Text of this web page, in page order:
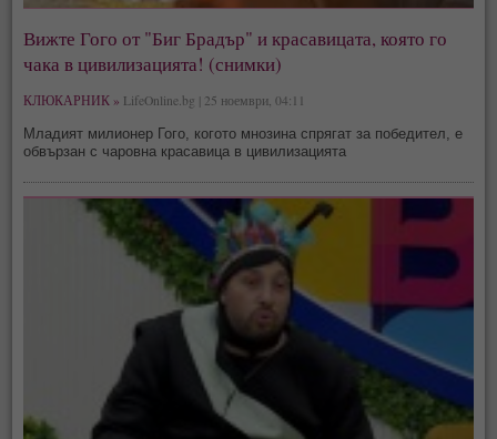
Вижте Гого от "Биг Брадър" и красавицата, която го
чака в цивилизацията! (снимки)
КЛЮКАРНИК » LifeOnline.bg | 25 ноември, 04:11
Младият милионер Гого, когото мнозина спрягат за победител, е
обвързан с чаровна красавица в цивилизацията